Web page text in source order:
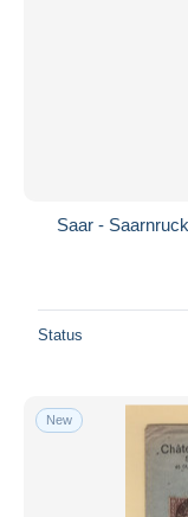
Saar -
Status
New